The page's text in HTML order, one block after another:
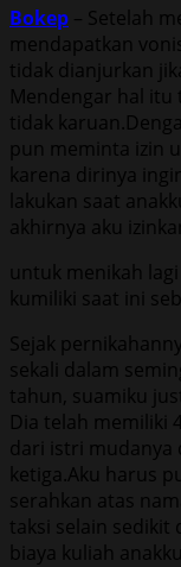
Bokep – Setelah
mendapatkan
tidak dianjurkan
Mendengar hal
tidak
pun meminta izin
karena dirinya
lakukan saat
akhirnya aku
untuk menikah
kumiliki saat ini
Sejak
sekali dalam
tahun, suamiku
Dia telah memiliki
dari istri mudanya
ketiga.Aku harus
serahkan atas
taksi selain
biaya kuliah